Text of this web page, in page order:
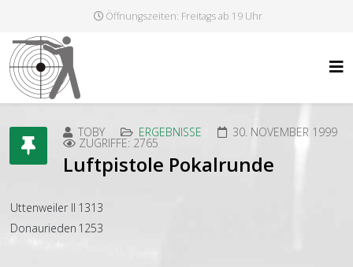
Öffnungszeiten: Freitags ab 19 Uhr
TOBY ERGEBNISSE 30. NOVEMBER 1999
ZUGRIFFE: 2765
Luftpistole Pokalrunde
Uttenweiler II 1313
Donaurieden 1253